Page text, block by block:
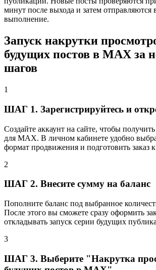
минут после выхода и затем отправляются
выполнение.
Запуск накрутки
будущих постов в MAX за
шагов
1
ШАГ 1. Зарегистрируйтесь и
Создайте аккаунт на сайте, чтобы
для MAX. В личном кабинете удобно
формат продвижения и подготовить заказ к
2
ШАГ 2. Внесите сумму на баланс
Пополните баланс под выбранное
После этого вы сможете сразу оформить
откладывать запуск серии будущих
3
ШАГ 3. Выберите "Накрутка